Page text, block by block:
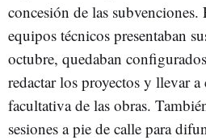
concesión de las
equipos técnicos presentaban
octubre, quedaban
redactar los proyectos y llevar
facultativa de las obras.
sesiones a pie de calle para